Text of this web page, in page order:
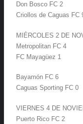
Don Bosco FC 2
Criollos de Caguas FC
MIÉRCOLES 2 DE
Metropolitan FC 4
FC Mayagüez 1
Bayamón FC 6
Caguas Sporting FC 0
VIERNES 4 DE
Puerto Rico FC 2